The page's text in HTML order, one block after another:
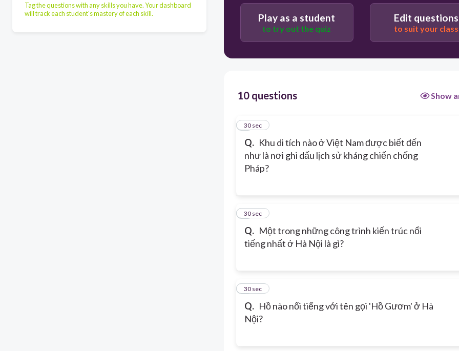
Tag the questions with any skills you have. Your dashboard
will track each student's mastery of each skill.
Play as a student
to try out the quiz
Edit questions
to suit your class
10 questions Show
Q. Khu di tích nào ở Việt Nam được biết đến
như là nơi ghi dấu lịch sử kháng chiến chống
Pháp?
1
30 sec
Q. Một trong những công trình kiến trúc nổi
tiếng nhất ở Hà Nội là gì?
2
30 sec
Q. Hồ nào nổi tiếng với tên gọi 'Hồ Gươm' ở Hà
Nội?
3
30 sec